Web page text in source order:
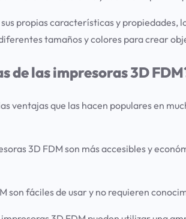
propias características y propiedades,
tamaños y colores para crear
de las impresoras 3D
ventajas que las hacen populares en
3D FDM son más accesibles y
son fáciles de usar y no requieren